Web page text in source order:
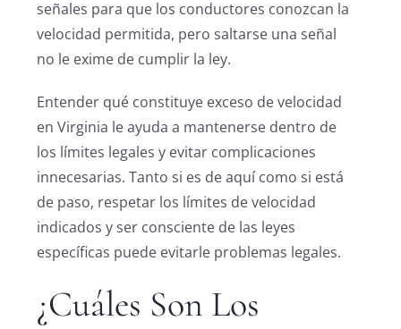
señales para que los conductores conozcan la
velocidad permitida, pero saltarse una señal
no le exime de cumplir la ley.
Entender qué constituye exceso de velocidad
en Virginia le ayuda a mantenerse dentro de
los límites legales y evitar complicaciones
innecesarias. Tanto si es de aquí como si está
de paso, respetar los límites de velocidad
indicados y ser consciente de las leyes
específicas puede evitarle problemas legales.
¿Cuáles Son Los